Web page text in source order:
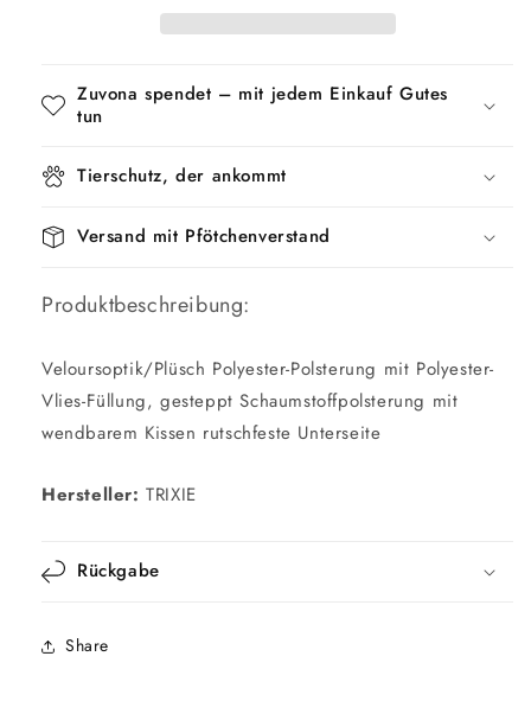
Zuvona spendet – mit jedem Einkauf Gutes
tun
Tierschutz, der ankommt
Versand mit Pfötchenverstand
Produktbeschreibung:
Veloursoptik/Plüsch Polyester-Polsterung mit Polyester-
Vlies-Füllung, gesteppt Schaumstoffpolsterung mit
wendbarem Kissen rutschfeste Unterseite
Hersteller:TRIXIE
Rückgabe
Share